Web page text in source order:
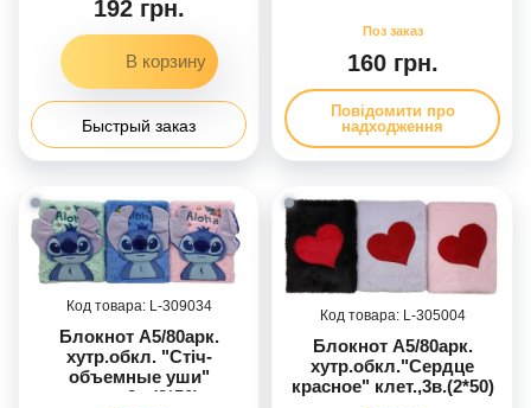
192 грн.
Быстрый заказ
160 грн.
Повідомити про
надходження
309034
Блокнот А5/80арк.
хутр.обкл. "Стіч-
объемные уши"
клет.,3в.(2*50)
305004
Блокнот А5/80арк.
хутр.обкл."Сердце
красное" клет.,3в.(2*50)